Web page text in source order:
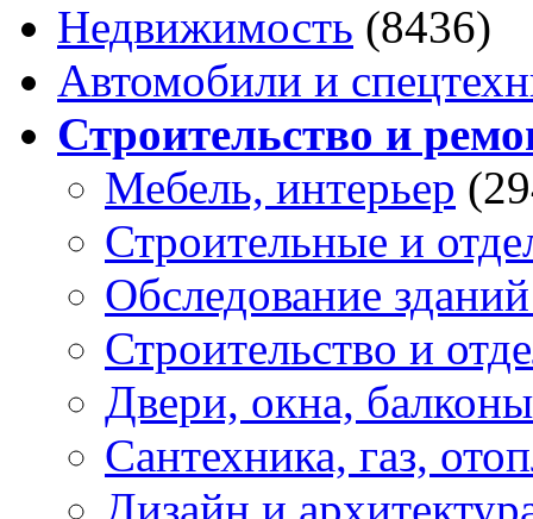
Недвижимость (8436)
Автомобили и
Строительство и
Мебель, интерьер
Строительные и
Обследование
Строительство и
Двери, окна, балконы
Сантехника, газ,